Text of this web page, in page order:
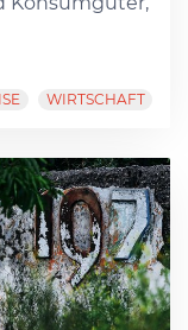
WIRTSCHAFT